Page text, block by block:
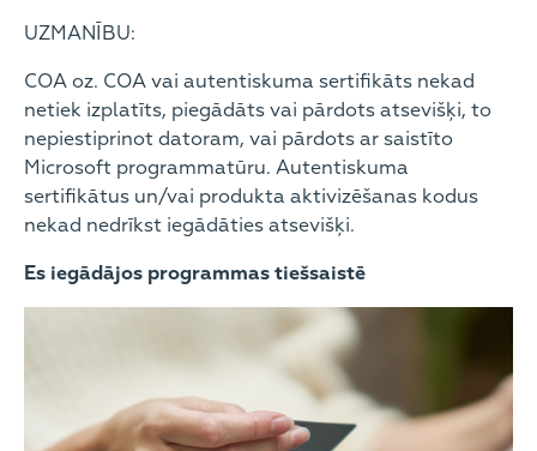
UZMANĪBU:
COA oz. COA vai autentiskuma sertifikāts nekad
netiek izplatīts, piegādāts vai pārdots atsevišķi, to
nepiestiprinot datoram, vai pārdots ar saistīto
Microsoft programmatūru. Autentiskuma
sertifikātus un/vai produkta aktivizēšanas kodus
nekad nedrīkst iegādāties atsevišķi.
Es iegādājos programmas tiešsaistē